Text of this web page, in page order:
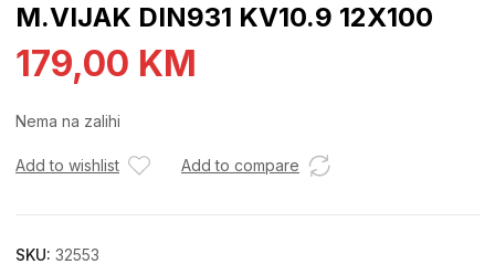
M.VIJAK DIN931 KV10.9 12X100
179,00 KM
Nema na zalihi
Add to wishlist Add to compare
SKU: 32553